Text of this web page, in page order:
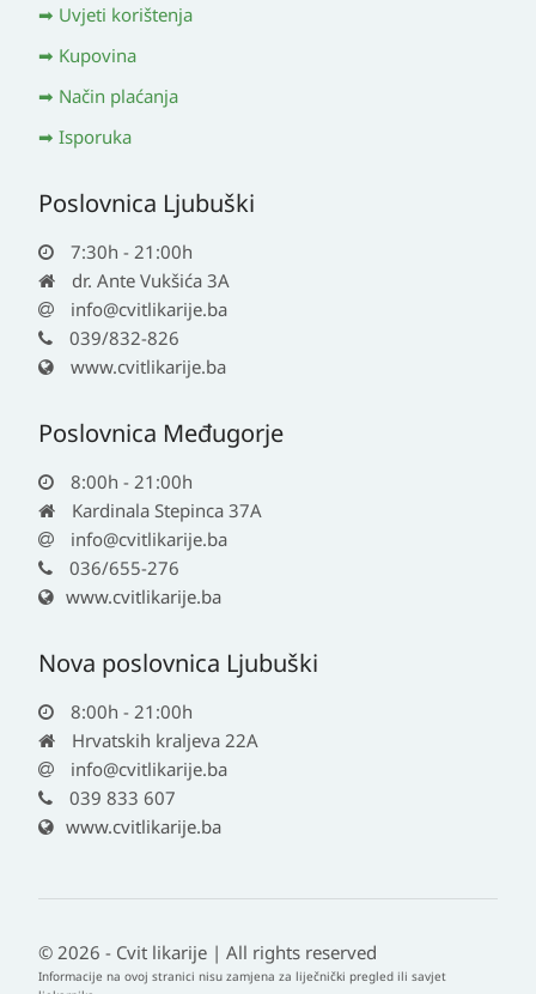
Uvjeti korištenja
Kupovina
Način plaćanja
Isporuka
Poslovnica Ljubuški
7:30h - 21:00h
dr. Ante Vukšića 3A
info@cvitlikarije.ba
039/832-826
www.cvitlikarije.ba
Poslovnica Međugorje
8:00h - 21:00h
Kardinala Stepinca 37A
info@cvitlikarije.ba
036/655-276
www.cvitlikarije.ba
Nova poslovnica Ljubuški
8:00h - 21:00h
Hrvatskih kraljeva 22A
info@cvitlikarije.ba
039 833 607
www.cvitlikarije.ba
© 2026 - Cvit likarije | All rights reserved
Informacije na ovoj stranici nisu zamjena za liječnički pregled ili savjet